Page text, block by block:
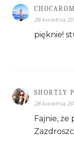
28 kwietnia,
pięknie!
SHORTLY
28 kwietnia,
Fajnie, że